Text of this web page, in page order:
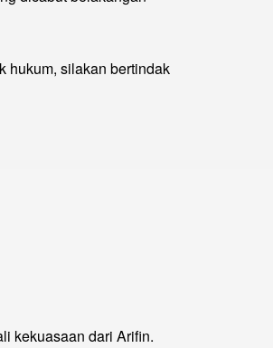
hukum, silakan bertindak
kekuasaan dari Arifin.